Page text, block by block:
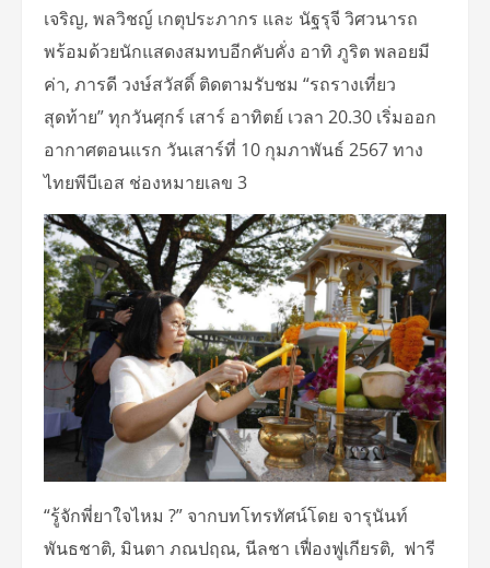
เจริญ, พลวิชญ์ เกตุประภากร และ นัฐรุจี วิศวนารถ
พร้อมด้วยนักแสดงสมทบอีกคับคั่ง อาทิ ภูริต พลอยมี
ค่า, ภารดี วงษ์สวัสดิ์ ติดตามรับชม “รถรางเที่ยว
สุดท้าย” ทุกวันศุกร์ เสาร์ อาทิตย์ เวลา 20.30 เริ่มออก
อากาศตอนแรก วันเสาร์ที่ 10 กุมภาพันธ์ 2567 ทาง
ไทยพีบีเอส ช่องหมายเลข 3
“รู้จักพี่ยาใจไหม ?” จากบทโทรทัศน์โดย จารุนันท์
พันธชาติ, มินตา ภณปฤณ, นีลชา เฟื่องฟูเกียรติ, ฟารี